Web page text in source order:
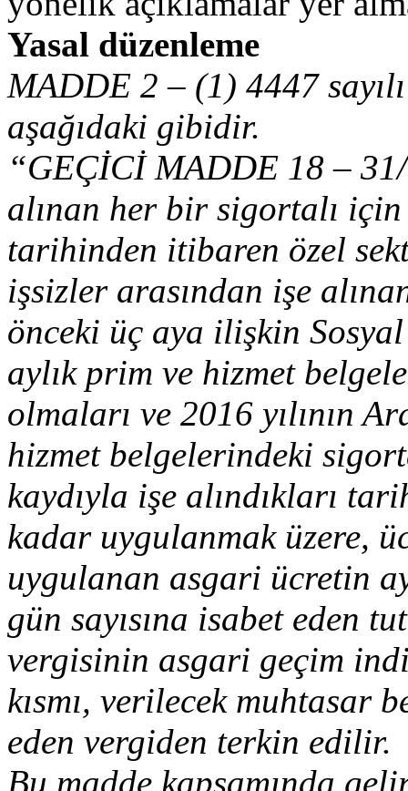
Yasal düzenleme
MADDE 2 – (1) 4447
aşağıdaki gibidir.
“GEÇİCİ MADDE 18 –
alınan her bir sigortalı
tarihinden itibaren özel
işsizler arasından işe
önceki üç aya ilişkin
aylık prim ve hizmet
olmaları ve 2016 yılının
hizmet belgelerindeki
kaydıyla işe alındıkları
kadar uygulanmak üzere,
uygulanan asgari ücretin
gün sayısına isabet eden
vergisinin asgari geçim
kısmı, verilecek muhtasar
eden vergiden terkin edilir.
Bu madde kapsamında